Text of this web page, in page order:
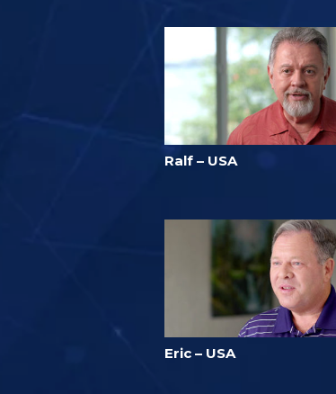
Ralf – USA
Eric – USA